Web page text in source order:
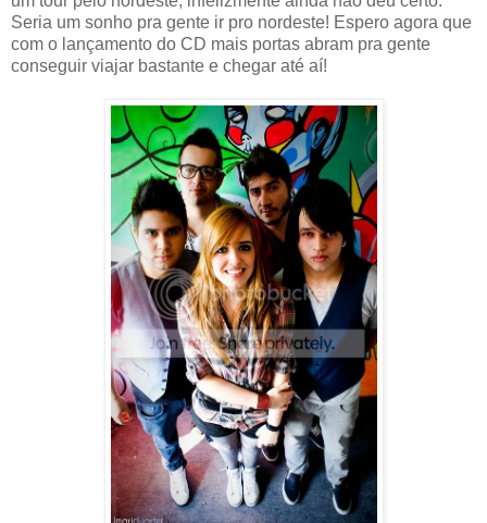
Seria um sonho pra gente ir pro nordeste! Espero agora que
com o lançamento do CD mais portas abram pra gente
conseguir viajar bastante e chegar até aí!